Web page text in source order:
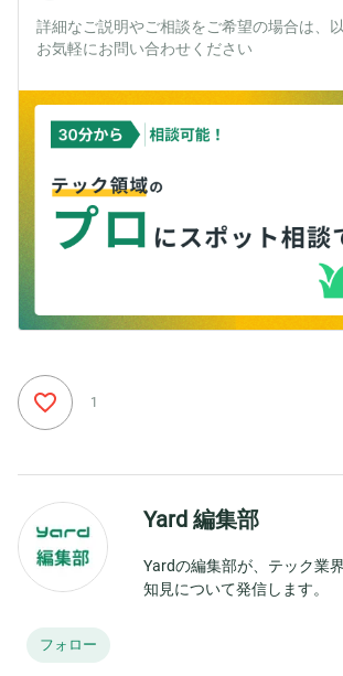
詳細なご説明やご相談をご希望の場合は、
お気軽にお問い合わせください
1
Yard 編集部
Yardの編集部が、テック業
知見について発信します。
フォロー